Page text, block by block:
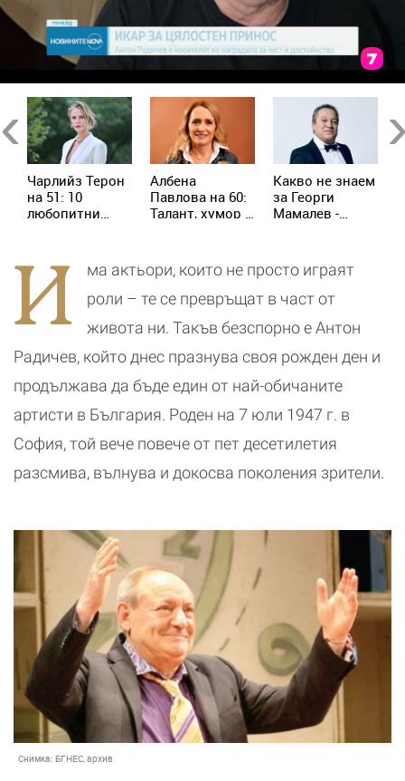
Чарлийз Терон
на 51: 10
любопитни
не спира да
вдъхновява
Албена
Павлова на 60:
Талант, хумор и
Какво не знаем
за Георги
Мамалев -
десетилетия
кара България
да се смее
И
ма актьори, които не просто играят
роли – те се превръщат в част от
живота ни. Такъв безспорно е Антон
Радичев, който днес празнува своя рожден ден и
продължава да бъде един от най-обичаните
артисти в България. Роден на 7 юли 1947 г. в
София, той вече повече от пет десетилетия
разсмива, вълнува и докосва поколения зрители.
Снимка: БГНЕС, архив